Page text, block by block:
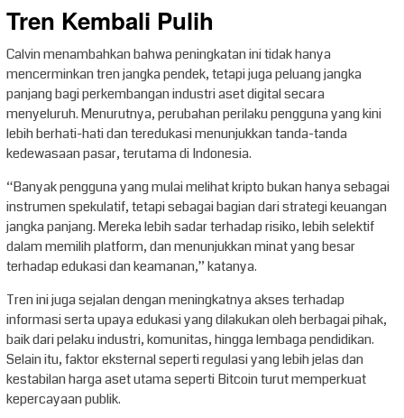
Tren Kembali Pulih
Calvin menambahkan bahwa peningkatan ini tidak hanya
mencerminkan tren jangka pendek, tetapi juga peluang jangka
panjang bagi perkembangan industri aset digital secara
menyeluruh. Menurutnya, perubahan perilaku pengguna yang kini
lebih berhati-hati dan teredukasi menunjukkan tanda-tanda
kedewasaan pasar, terutama di Indonesia.
“Banyak pengguna yang mulai melihat kripto bukan hanya sebagai
instrumen spekulatif, tetapi sebagai bagian dari strategi keuangan
jangka panjang. Mereka lebih sadar terhadap risiko, lebih selektif
dalam memilih platform, dan menunjukkan minat yang besar
terhadap edukasi dan keamanan,” katanya.
Tren ini juga sejalan dengan meningkatnya akses terhadap
informasi serta upaya edukasi yang dilakukan oleh berbagai pihak,
baik dari pelaku industri, komunitas, hingga lembaga pendidikan.
Selain itu, faktor eksternal seperti regulasi yang lebih jelas dan
kestabilan harga aset utama seperti Bitcoin turut memperkuat
kepercayaan publik.